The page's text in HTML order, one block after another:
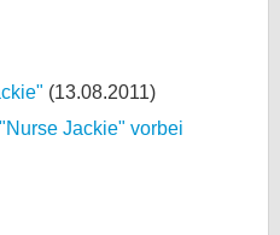
(13.08.2011)
Jackie" vorbei